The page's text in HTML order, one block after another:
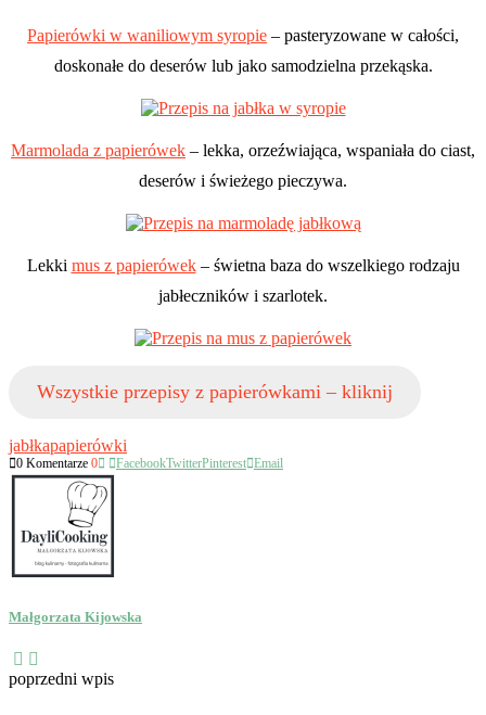
Papierówki w waniliowym syropie – pasteryzowane w całości,
doskonałe do deserów lub jako samodzielna przekąska.
Marmolada z papierówek – lekka, orzeźwiająca, wspaniała do ciast,
deserów i świeżego pieczywa.
Lekki mus z papierówek– świetna baza do wszelkiego rodzaju
jabłeczników i szarlotek.
Wszystkie przepisy z papierówkami – kliknij
jabłkapapierówki
0 Komentarze 0 FacebookTwitterPinterest Email
Małgorzata Kijowska
poprzedni wpis